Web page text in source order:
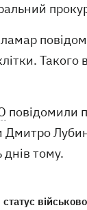
Такого
повідомили
тому.
статус